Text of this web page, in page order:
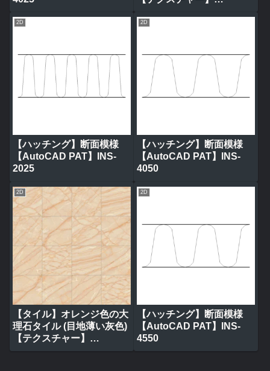
2D
【ハッチング】断面模様
【AutoCAD PAT】INS-
2025
2D
【ハッチング】断面模様
【AutoCAD PAT】INS-
4050
2D
【タイル】オレンジ色の大
理石タイル (目地薄い灰色)
【テクスチャー】
tile_0317
2D
【ハッチング】断面模様
【AutoCAD PAT】INS-
4550